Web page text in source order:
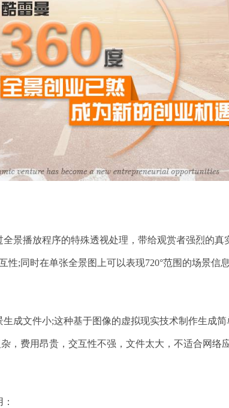
播放程序的特殊透视处理，带给观赏者强烈的真
性;同时在单张全景图上可以表现720°范围的场景信
文件小;这种基于图像的虚拟现实技术制作生成简
，费用昂贵，交互性不强，文件太大，不适合网络